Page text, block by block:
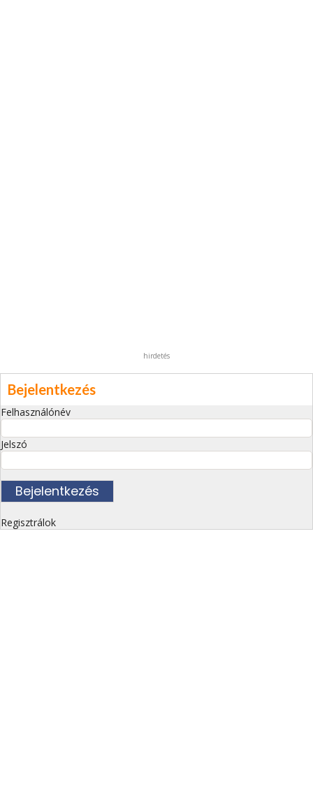
hirdetés
Bejelentkezés
Felhasználónév
Jelszó
Regisztrálok